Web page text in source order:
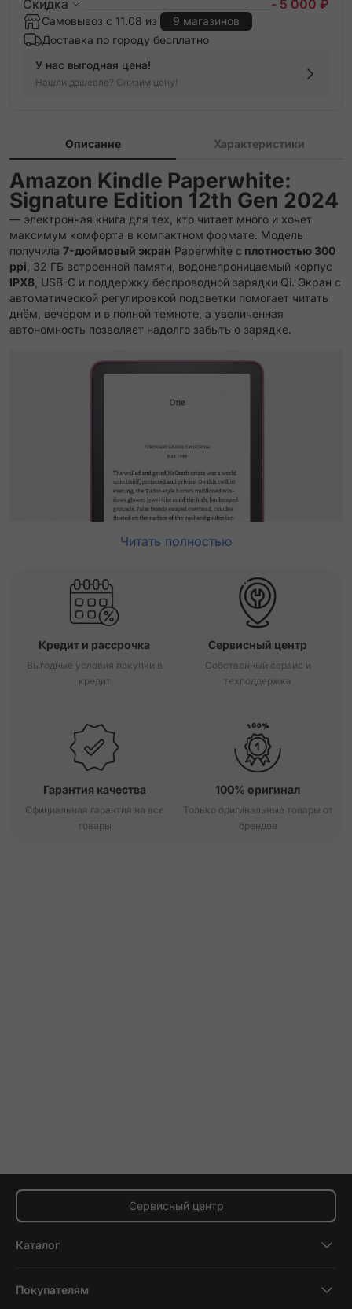
Скидка - 5 000 ₽
Самовывоз с 11.08 из
9 магазинов
Доставка по городу бесплатно
У нас выгодная цена!
Нашли дешевле? Снизим цену!
Описание Характеристики
Amazon Kindle Paperwhite:
Signature Edition 12th Gen 2024
— электронная книга для тех, кто читает много и хочет
максимум комфорта в компактном формате. Модель
получила 7-дюймовый экран Paperwhite с плотностью 300
ppi , 32 ГБ встроенной памяти, водонепроницаемый корпус
IPX8 , USB-C и поддержку беспроводной зарядки Qi. Экран с
автоматической регулировкой подсветки помогает читать
днём, вечером и в полной темноте, а увеличенная
автономность позволяет надолго забыть о зарядке.
Читать полностью
Кредит и рассрочка
Выгодные условия покупки в
кредит
Сервисный центр
Собственный сервис и
техподдержка
Гарантия качества
Официальная гарантия на все
товары
100% оригинал
Только оригинальные товары от
брендов
Сервисный центр
Каталог
Планшеты
Покупателям